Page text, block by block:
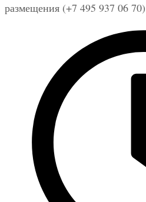
размещения (+7 495 937 06